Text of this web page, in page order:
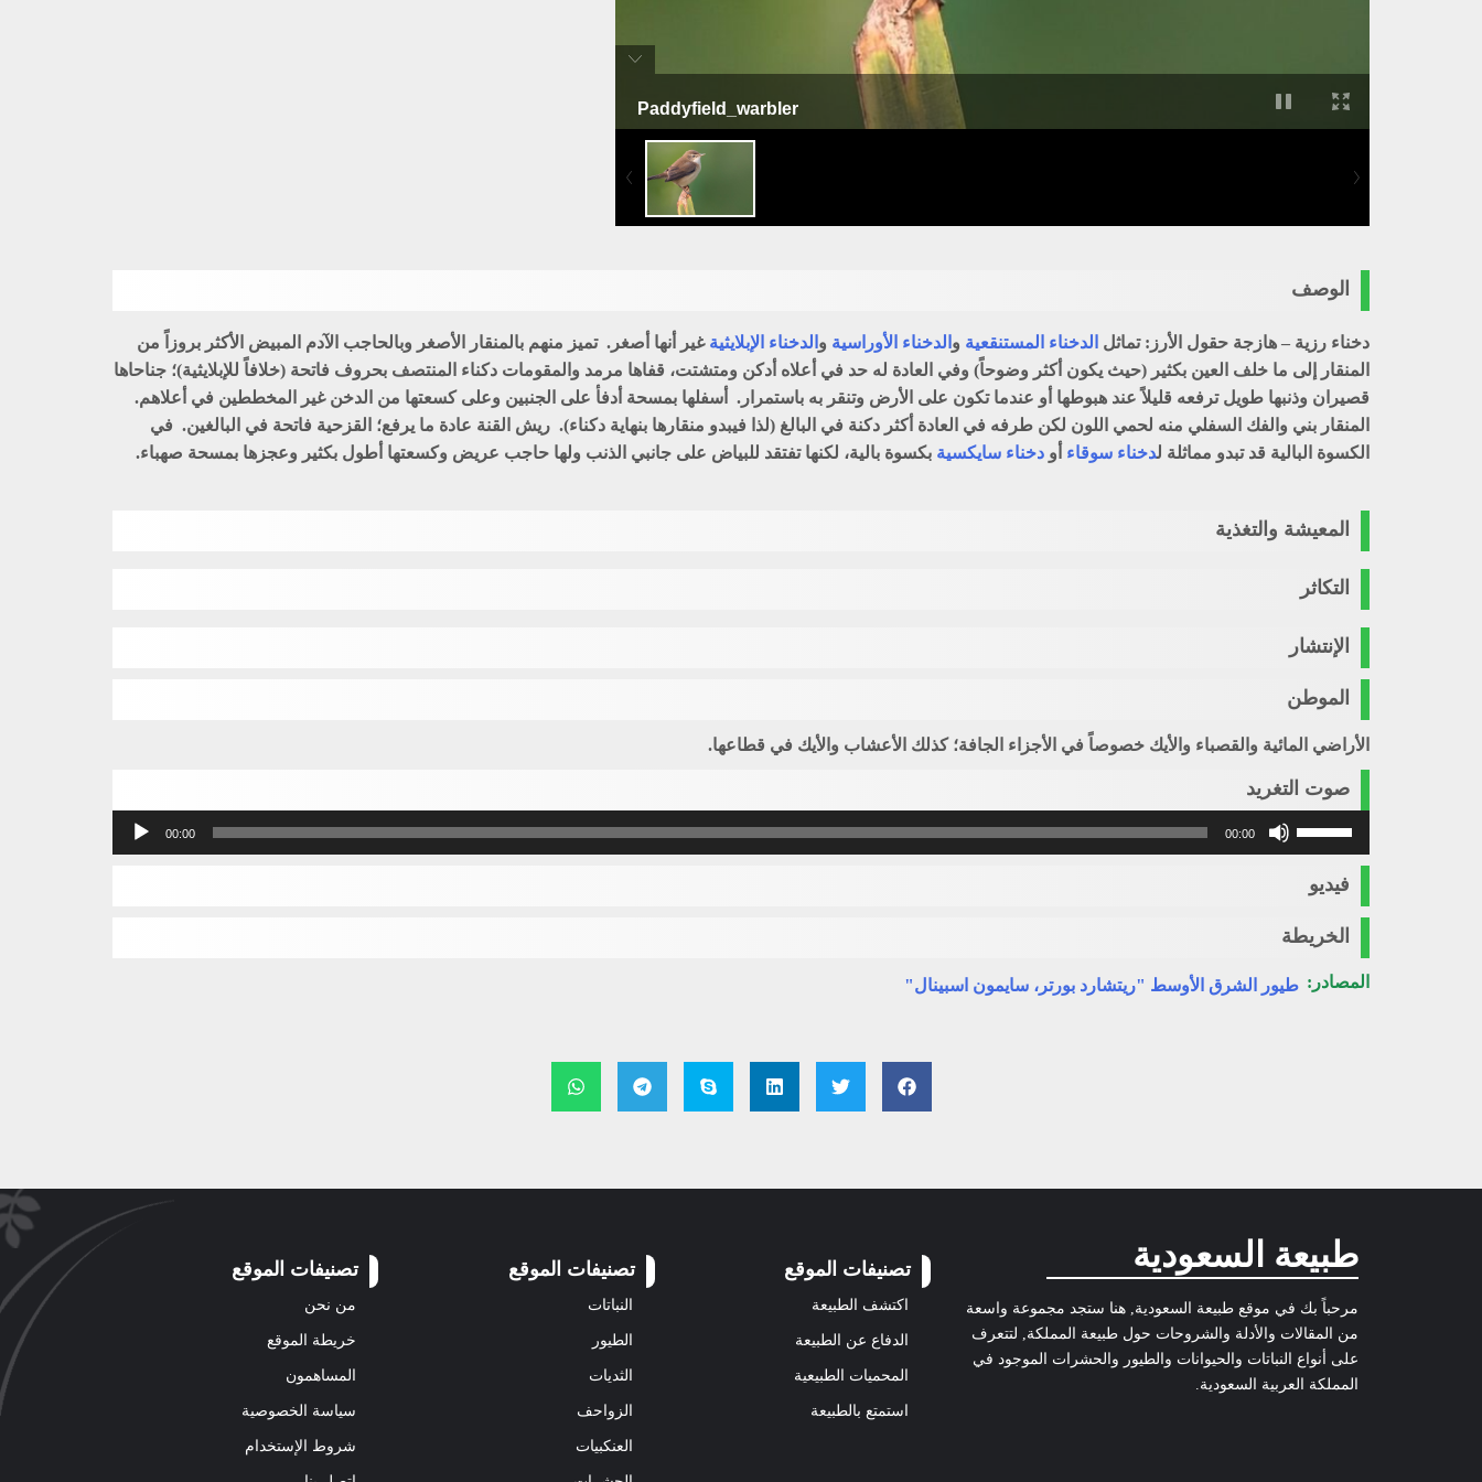
Paddyfield_warbler
دخناء رزية - هازجة حقول الأرز
الوصف
دخناء رزية – هازجة حقول الأرز: تماثل الدخناء المستنقعية و الدخناء الأوراسية و الدخناء الإبلايثية غير أنها أصغر. تميز منهم بالمنقار الأصغر وبالحاجب الآدم المبيض الأكثر بروزاً من
المنقار إلى ما خلف العين بكثير (حيث يكون أكثر وضوحاً) وفي العادة له حد في أعلاه أدكن ومتشتت، قفاها مرمد والمقومات دكناء المنتصف بحروف فاتحة (خلافاً للإبلايثية)؛ جناحاها
قصيران وذنبها طويل ترفعه قليلاً عند هبوطها أو عندما تكون على الأرض وتنقر به باستمرار. أسفلها بمسحة أدفأ على الجنبين وعلى كسعتها من الدخن غير المخططين في أعلاهم.
المنقار بني والفك السفلي منه لحمي اللون لكن طرفه في العادة أكثر دكنة في البالغ (لذا فيبدو منقارها بنهاية دكناء). ريش القنة عادة ما يرفع؛ القزحية فاتحة في البالغين. في
الكسوة البالية قد تبدو مماثلة لدخناء سوقاء أو دخناء سايكسية بكسوة بالية، لكنها تفتقد للبياض على جانبي الذنب ولها حاجب عريض وكسعتها أطول بكثير وعجزها بمسحة صهباء.
المعيشة والتغذية
التكاثر
الإنتشار
الموطن
الأراضي المائية والقصباء والأيك خصوصاً في الأجزاء الجافة؛ كذلك الأعشاب والأيك في قطاعها.
صوت التغريد
مشغل
الصوت
00:00 00:00
الأسهم
أعلى/
أسفل
لزيادة
أو
فيديو
الخريطة
المصادر: طيور الشرق الأوسط "ريتشارد بورتر، سايمون اسبينال"
طبيعة السعودية
مرحباً بك في موقع طبيعة السعودية, هنا ستجد مجموعة واسعة
من المقالات والأدلة والشروحات حول طبيعة المملكة, لتتعرف
على أنواع النباتات والحيوانات والطيور والحشرات الموجود في
المملكة العربية السعودية.
تصنيفات الموقع
اكتشف الطبيعة
الدفاع عن الطبيعة
المحميات الطبيعية
استمتع بالطبيعة
تصنيفات الموقع
النباتات
الطيور
الثديات
الزواحف
العنكبيات
تصنيفات الموقع
من نحن
خريطة الموقع
المساهمون
سياسة الخصوصية
شروط الإستخدام